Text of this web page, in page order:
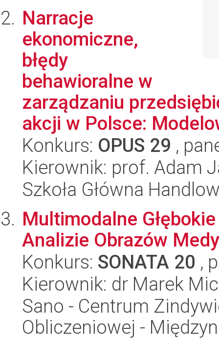
Narracje
ekonomiczne,
błędy
behawioralne w
zarządzaniu
akcji w Polsce:
Konkurs: OPUS 29 ,
Kierownik: prof. Adam
Szkoła Główna
Multimodalne
Analizie Obrazów
Konkurs: SONATA 20 ,
Kierownik: dr Marek
Sano - Centrum
Obliczeniowej -